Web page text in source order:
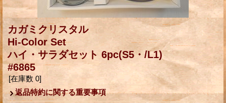
カガミクリスタル
Hi-Color Set
ハイ・サラダセット 6pc(S5・/L1)
#6865
[在庫数 0]
返品特約に関する重要事項